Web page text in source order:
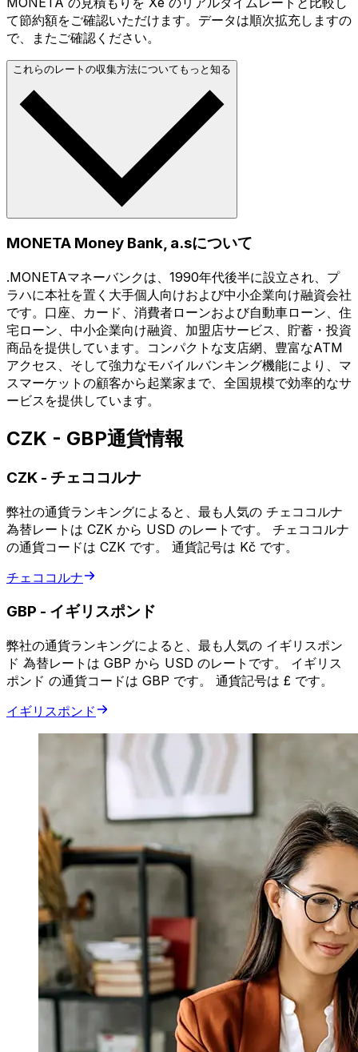
て節約額をご確認いただけます。データは順次拡充しますの
で、またご確認ください。
これらのレートの収集方法についてもっと知る
MONETA Money Bank, a.sについて
.MONETAマネーバンクは、1990年代後半に設立され、プ
ラハに本社を置く大手個人向けおよび中小企業向け融資会社
です。口座、カード、消費者ローンおよび自動車ローン、住
宅ローン、中小企業向け融資、加盟店サービス、貯蓄・投資
商品を提供しています。コンパクトな支店網、豊富なATM
アクセス、そして強力なモバイルバンキング機能により、マ
スマーケットの顧客から起業家まで、全国規模で効率的なサ
ービスを提供しています。
CZK - GBP通貨情報
CZK - チェココルナ
弊社の通貨ランキングによると、最も人気の チェココルナ
為替レートは CZK から USD のレートです。 チェココルナ
の通貨コードは CZK です。 通貨記号は Kč です。
チェココルナ
GBP - イギリスポンド
弊社の通貨ランキングによると、最も人気の イギリスポン
ド 為替レートは GBP から USD のレートです。 イギリス
ポンド の通貨コードは GBP です。 通貨記号は £ です。
イギリスポンド